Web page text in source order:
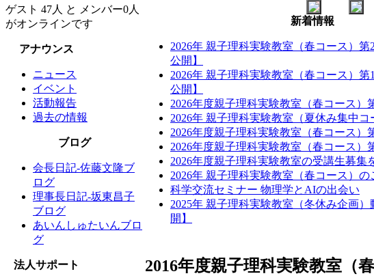
ゲスト 47人 と メンバー0人
がオンラインです
アナウンス
ニュース
イベント
活動報告
過去の情報
ブログ
会長日記-佐藤文隆ブ
ログ
理事長日記-坂東昌子
ブログ
あいんしゅたいんブロ
グ
法人サポート
新着情報
2026年 親子理科実験教室（春コース）
公開】
2026年 親子理科実験教室（春コース）
公開】
2026年度親子理科実験教室（春コース）
2026年 親子理科実験教室（夏休み集中コ
2026年度親子理科実験教室（春コース）
2026年度親子理科実験教室（春コース）
2026年度親子理科実験教室の受講生募集
2026年 親子理科実験教室（春コース）の
科学交流セミナー 物理学とAIの出会い
2025年 親子理科実験教室（冬休み企画
開】
2016年度親子理科実験教室（